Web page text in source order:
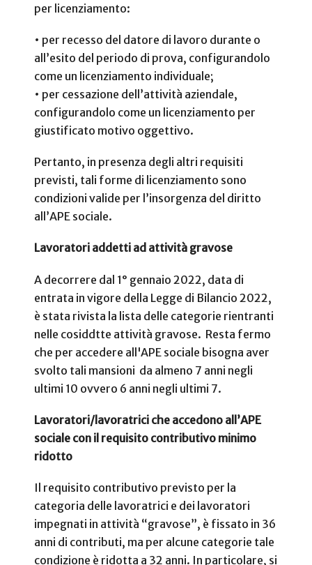
per licenziamento:
• per recesso del datore di lavoro durante o
all’esito del periodo di prova, configurandolo
come un licenziamento individuale;
• per cessazione dell’attività aziendale,
configurandolo come un licenziamento per
giustificato motivo oggettivo.
Pertanto, in presenza degli altri requisiti
previsti, tali forme di licenziamento sono
condizioni valide per l’insorgenza del diritto
all’APE sociale.
Lavoratori addetti ad attività gravose
A decorrere dal 1° gennaio 2022, data di
entrata in vigore della Legge di Bilancio 2022,
è stata rivista la lista delle categorie rientranti
nelle cosiddtte attività gravose. Resta fermo
che per accedere all'APE sociale bisogna aver
svolto tali mansioni da almeno 7 anni negli
ultimi 10 ovvero 6 anni negli ultimi 7.
Lavoratori/lavoratrici che accedono all’APE
sociale con il requisito contributivo minimo
ridotto
Il requisito contributivo previsto per la
categoria delle lavoratrici e dei lavoratori
impegnati in attività “gravose”, è fissato in 36
anni di contributi, ma per alcune categorie tale
condizione è ridotta a 32 anni. In particolare, si